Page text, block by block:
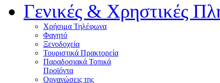
Γενικές & Χρηστικές
Χρήσιμα Τηλέφωνα
Φαγητό
Ξενοδοχεία
Τουριστικά Πρακτορεία
Παραδοσιακά Τοπικά
Προϊόντα
Οργανώσεις της